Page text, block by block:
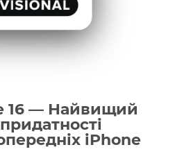
16 — Найвищий
iPhone